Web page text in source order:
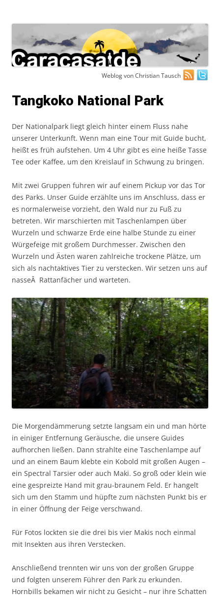
Weblog von Christian Tausch
Tangkoko National Park
Der Nationalpark liegt gleich hinter einem Fluss nahe
unserer Unterkunft. Wenn man eine Tour mit Guide bucht,
heißt es früh aufstehen. Um 4 Uhr gibt es eine heiße Tasse
Tee oder Kaffee, um den Kreislauf in Schwung zu bringen.
Mit zwei Gruppen fuhren wir auf einem Pickup vor das Tor
des Parks. Unser Guide erzählte uns im Anschluss, dass er
es normalerweise vorzieht, den Wald nur zu Fuß zu
betreten. Wir marschierten mit Taschenlampen über
Wurzeln und schwarze Erde eine halbe Stunde zu einer
Würgefeige mit großem Durchmesser. Zwischen den
Wurzeln und Ästen waren zahlreiche trockene Plätze, um
sich als nachtaktives Tier zu verstecken. Wir setzen uns auf
nasseÂ Rattanfächer und warteten.
Die Morgendämmerung setzte langsam ein und man hörte
in einiger Entfernung Geräusche, die unsere Guides
aufhorchen ließen. Dann strahlte eine Taschenlampe auf
und an einem Baum klebte ein Kobold mit großen Augen –
ein Spectral Tarsier oder auch Maki. So groß oder klein wie
eine gespreizte Hand mit grau-braunem Feld. Er hangelt
sich um den Stamm und hüpfte zum nächsten Punkt bis er
in einer Öffnung der Feige verschwand.
Für Fotos lockten sie die drei bis vier Makis noch einmal
mit Insekten aus ihren Verstecken.
Anschließend trennten wir uns von der großen Gruppe
und folgten unserem Führer den Park zu erkunden.
Hornbills bekamen wir nicht zu Gesicht – nur ihre Schatten